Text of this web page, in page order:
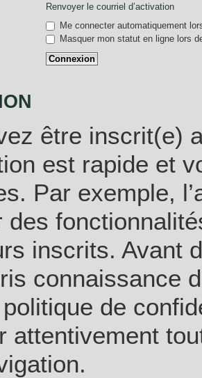
Renvoyer le courriel d’activation
Me connecter automatiquement
Masquer mon statut en ligne lors
être inscrit(e)
est rapide et
Par exemple,
des
inscrits. Avant
connaissance
de
attentivement